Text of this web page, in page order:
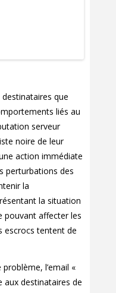
destinataires que
liés au
serveur
noire de leur
action immédiate
perturbations des
la
la situation
pouvant affecter les
escrocs tentent de
l’email «
aux destinataires de